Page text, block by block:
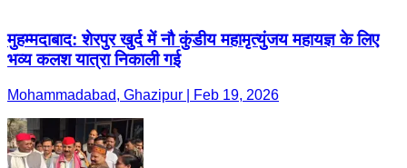
मुहम्मदाबाद: शेरपुर खुर्द में नौ कुंडीय महामृत्युंजय महायज्ञ के लिए
भव्य कलश यात्रा निकाली गई
Mohammadabad, Ghazipur | Feb 19, 2026